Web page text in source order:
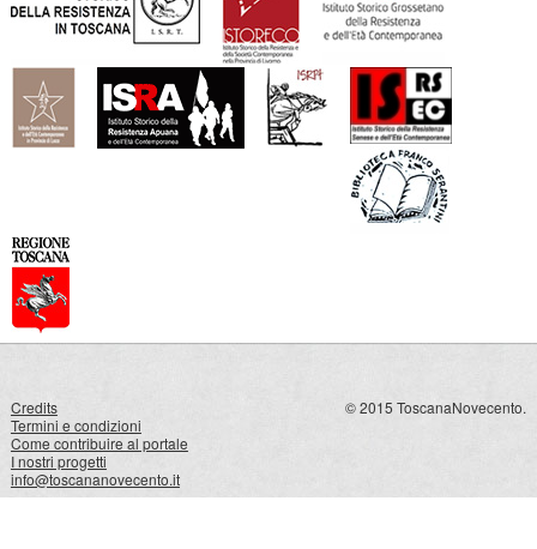
Credits
Termini e condizioni
Come contribuire al portale
I nostri progetti
info@toscananovecento.it
© 2015 ToscanaNovecento.